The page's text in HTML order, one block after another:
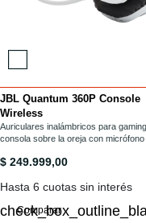
JBL Quantum 360P Console
Wireless
/gaming/
Auriculares inalámbricos para
consola sobre la oreja con
/gaming/
$ 249.999,00
Installments
Hasta 6 cuotas sin interés
Comparar